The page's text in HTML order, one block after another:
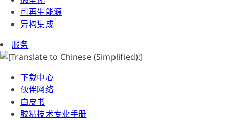
可再生能源
异构集成
服务
下载中心
伙伴网络
白皮书
胶粘技术专业手册